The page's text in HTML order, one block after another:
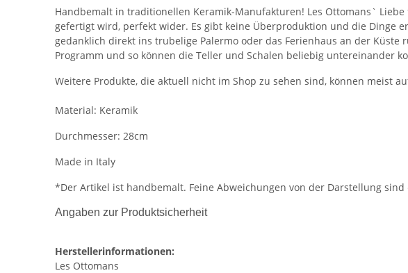
Handbemalt in traditionellen Keramik-Manufakturen! Les Ottomans`
gefertigt wird, perfekt wider. Es gibt keine Überproduktion und die Dinge
gedanklich direkt ins trubelige Palermo oder das Ferienhaus an der
Programm und so können die Teller und Schalen beliebig untereinander
Weitere Produkte, die aktuell nicht im Shop zu sehen sind, können meist
Material: Keramik
Durchmesser: 28cm
Made in Italy
*Der Artikel ist handbemalt. Feine Abweichungen von der Darstellung
Angaben zur Produktsicherheit
Herstellerinformationen:
Les Ottomans